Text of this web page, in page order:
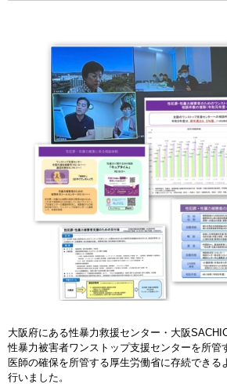
大阪府にある性暴力救援センター・大阪
性暴力被害者ワンストップ支援センターを所管
医師の確保を所管する厚生労働省に存続できる
行いました。